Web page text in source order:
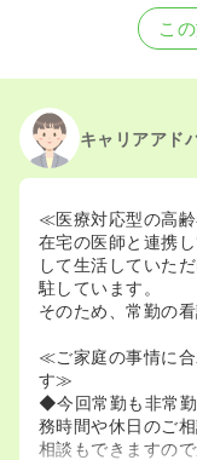
正・准
正・准看
こ
キャリアアド
≪医療対応型の高
在宅の医師と連携
して生活していた
駐しています。
そのため、常勤の
≪ご家庭の事情に
す≫
◆今回常勤も非常
務時間や休日のご
相談もできますの